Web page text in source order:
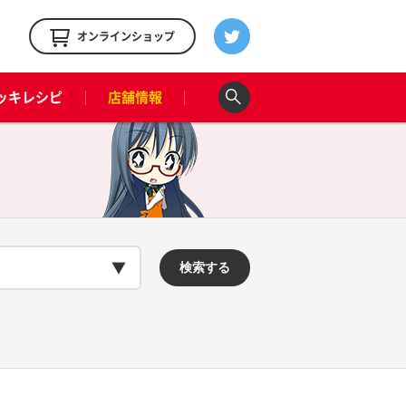
オンラインショップ
キレシピ 店舗情報
検索する